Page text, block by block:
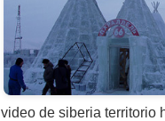
video de siberia territorio